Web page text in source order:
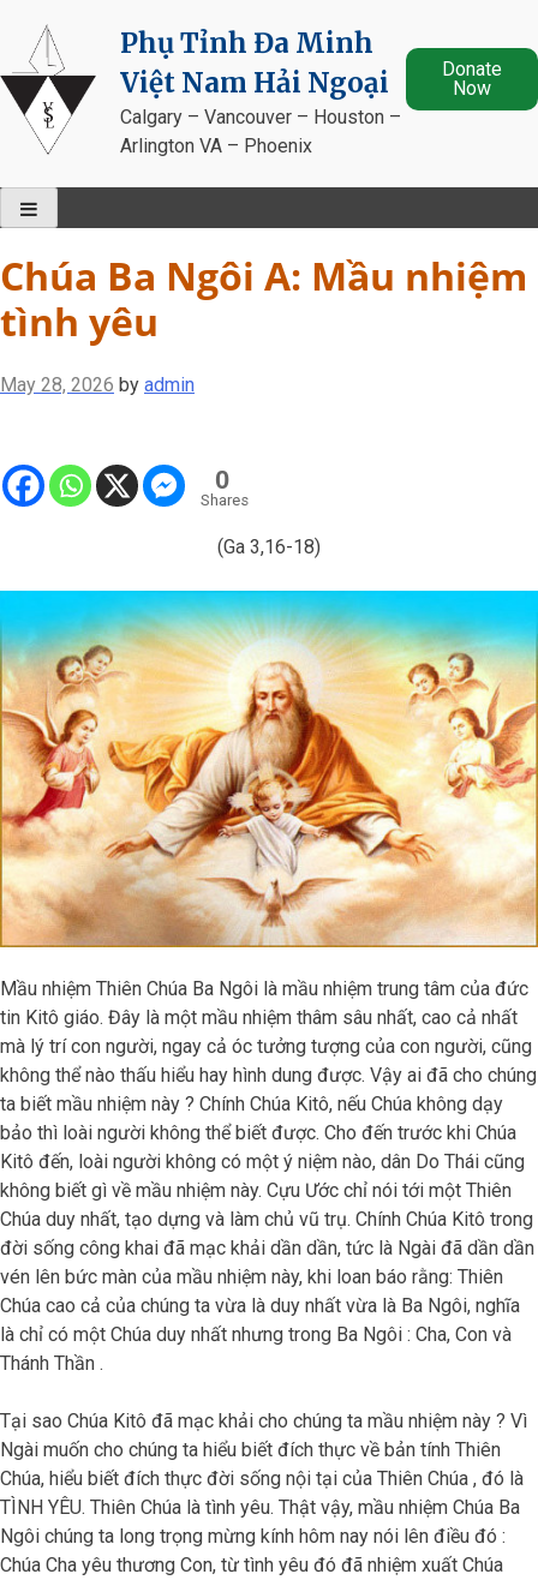
content
Phụ Tỉnh Đa Minh
Việt Nam Hải Ngoại
Calgary – Vancouver – Houston –
Arlington VA – Phoenix
Donate
Now
Chúa Ba Ngôi A: Mầu nhiệm
tình yêu
May 28, 2026 by admin
0
Shares
(Ga 3,16-18)
Mầu nhiệm Thiên Chúa Ba Ngôi là mầu nhiệm trung tâm của đức
tin Kitô giáo. Đây là một mầu nhiệm thâm sâu nhất, cao cả nhất
mà lý trí con người, ngay cả óc tưởng tượng của con người, cũng
không thể nào thấu hiểu hay hình dung được. Vậy ai đã cho chúng
ta biết mầu nhiệm này ? Chính Chúa Kitô, nếu Chúa không dạy
bảo thì loài người không thể biết được. Cho đến trước khi Chúa
Kitô đến, loài người không có một ý niệm nào, dân Do Thái cũng
không biết gì về mầu nhiệm này. Cựu Ước chỉ nói tới một Thiên
Chúa duy nhất, tạo dựng và làm chủ vũ trụ. Chính Chúa Kitô trong
đời sống công khai đã mạc khải dần dần, tức là Ngài đã dần dần
vén lên bức màn của mầu nhiệm này, khi loan báo rằng: Thiên
Chúa cao cả của chúng ta vừa là duy nhất vừa là Ba Ngôi, nghĩa
là chỉ có một Chúa duy nhất nhưng trong Ba Ngôi : Cha, Con và
Thánh Thần .
Tại sao Chúa Kitô đã mạc khải cho chúng ta mầu nhiệm này ? Vì
Ngài muốn cho chúng ta hiểu biết đích thực về bản tính Thiên
Chúa, hiểu biết đích thực đời sống nội tại của Thiên Chúa , đó là
TÌNH YÊU. Thiên Chúa là tình yêu. Thật vậy, mầu nhiệm Chúa Ba
Ngôi chúng ta long trọng mừng kính hôm nay nói lên điều đó :
Chúa Cha yêu thương Con, từ tình yêu đó đã nhiệm xuất Chúa